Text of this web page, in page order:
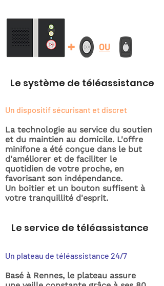
+ OU
Le système de téléassistance
Un dispositif sécurisant et discret
La technologie au service du soutien
et du maintien au domicile. L'offre
minifone a été conçue dans le but
d'améliorer et de faciliter le
quotidien de votre proche, en
favorisant son indépendance.
Un boitier et un bouton suffisent à
votre tranquillité d'esprit.
Le service de téléassistance
Un plateau de téléassistance 24/7
Basé à Rennes, le plateau assure